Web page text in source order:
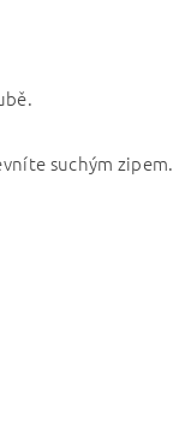
suchým zipem.